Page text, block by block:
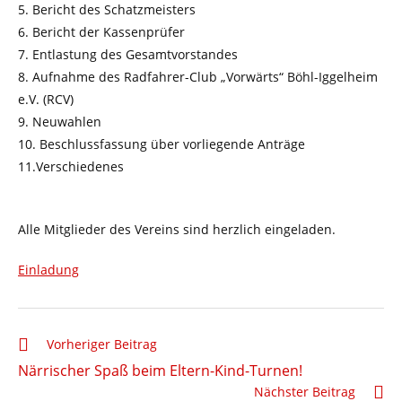
5. Bericht des Schatzmeisters
6. Bericht der Kassenprüfer
7. Entlastung des Gesamtvorstandes
8. Aufnahme des Radfahrer-Club „Vorwärts“ Böhl-Iggelheim
e.V. (RCV)
9. Neuwahlen
10. Beschlussfassung über vorliegende Anträge
11.Verschiedenes
Alle Mitglieder des Vereins sind herzlich eingeladen.
Einladung
Weitere
ansehen
Vorheriger Beitrag
Närrischer Spaß beim Eltern-Kind-Turnen!
Nächster Beitrag